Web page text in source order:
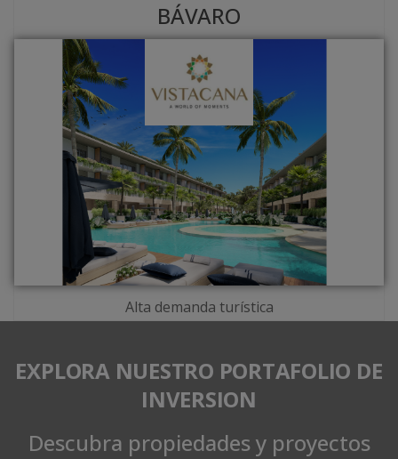
BÁVARO
Alta demanda turística
EXPLORA NUESTRO PORTAFOLIO DE
INVERSION
Descubra propiedades y proyectos